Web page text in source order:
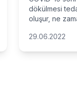
dökülmesi
oluşur, ne
29.06.2022